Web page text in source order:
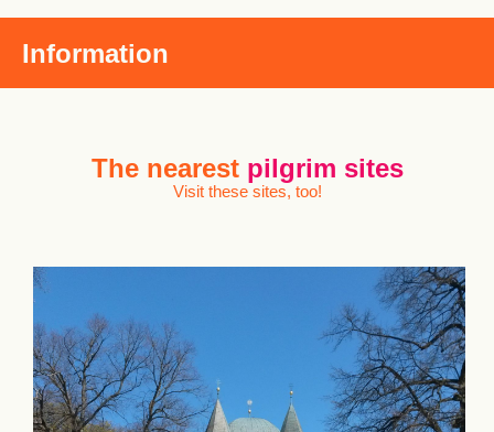
Information
The nearest pilgrim sites
Visit these sites, too!